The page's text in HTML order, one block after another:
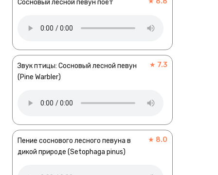
Сосновый лесной певун поёт
Звук птицы: Сосновый лесной певун
(Pine Warbler)
★ 7.3
Пение соснового лесного певуна в
дикой природе (Setophaga pinus)
★ 8.0